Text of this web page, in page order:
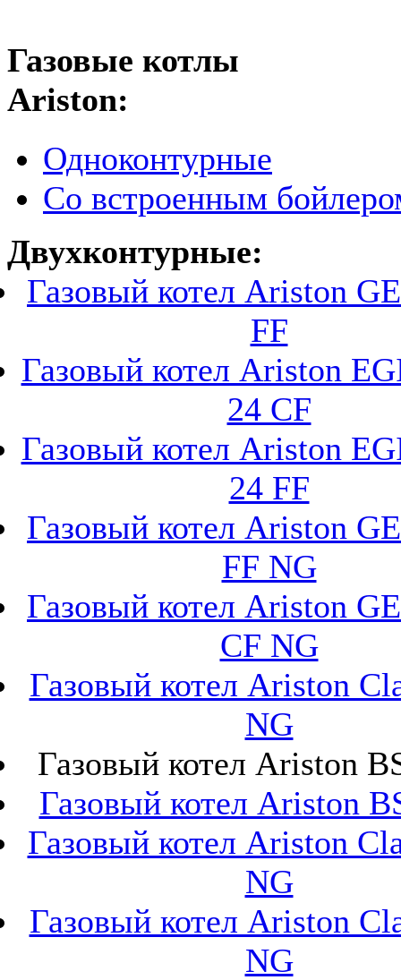
Газовые котлы
Ariston:
Одноконтурные
Со встроенным
Двухконтурные:
Газовый котел Ariston
FF
Газовый котел Ariston
24 CF
Газовый котел Ariston
24 FF
Газовый котел Ariston
FF NG
Газовый котел Ariston
CF NG
Газовый котел Ariston
NG
Газовый котел Ariston
Газовый котел Ariston
Газовый котел Ariston
NG
Газовый котел Ariston
NG